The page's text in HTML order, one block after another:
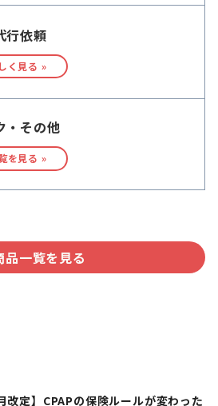
行依頼
く見る »
・その他
を見る »
品一覧を見る
改定】CPAPの保険ルールが変わった